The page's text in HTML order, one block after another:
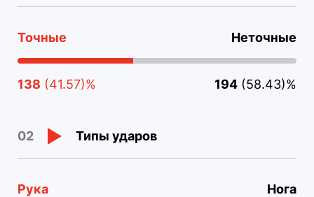
Точные Неточные
138 (41.57)% 194 (58.43)%
02 Типы ударов
Рука Нога